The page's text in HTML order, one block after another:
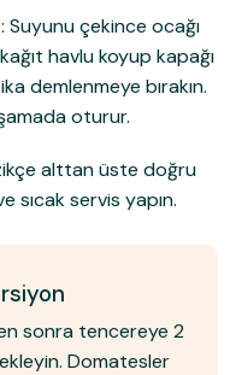
Suyunu çekince ocağı
havlu koyup kapağı
demlenmeye bırakın.
oturur.
alttan üste doğru
sıcak servis yapın.
sonra tencereye 2
Domatesler